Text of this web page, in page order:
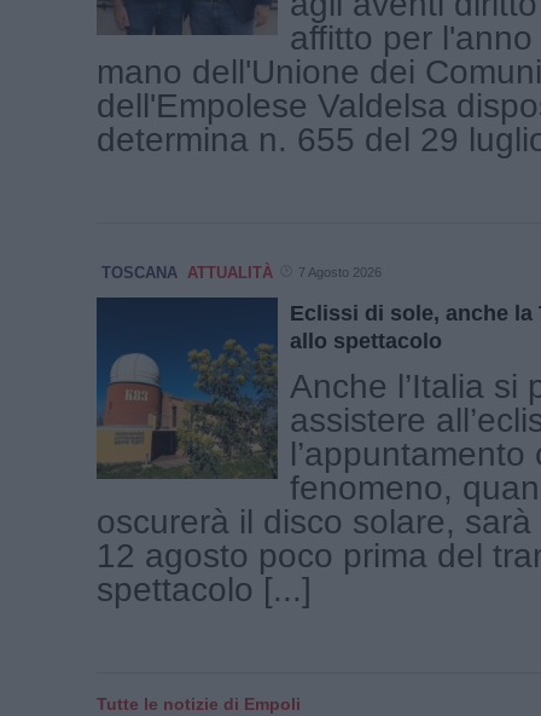
affitto per
mano dell'Unione dei
dell'Empolese Valdelsa
determina n. 655 del 29
TOSCANA ATTUALITÀ 7 Agosto 2026
Eclissi di sole, anche la
allo spettacolo
Anche l’Italia si
assistere
l’appuntamento
fenomeno,
oscurerà il disco solare,
12 agosto poco prima del
spettacolo [...]
Tutte le notizie di Empoli